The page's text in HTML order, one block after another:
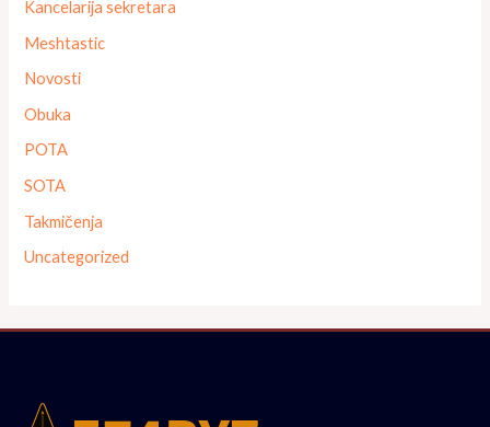
Kancelarija sekretara
Meshtastic
Novosti
Obuka
POTA
SOTA
Takmičenja
Uncategorized